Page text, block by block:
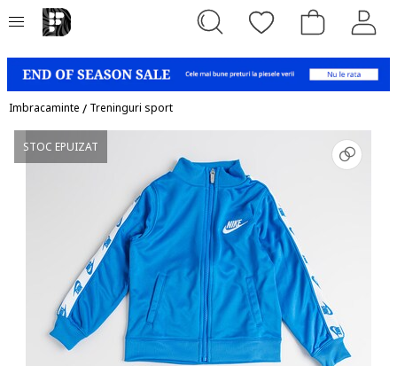
Imbracaminte / Treninguri sport
STOC EPUIZAT